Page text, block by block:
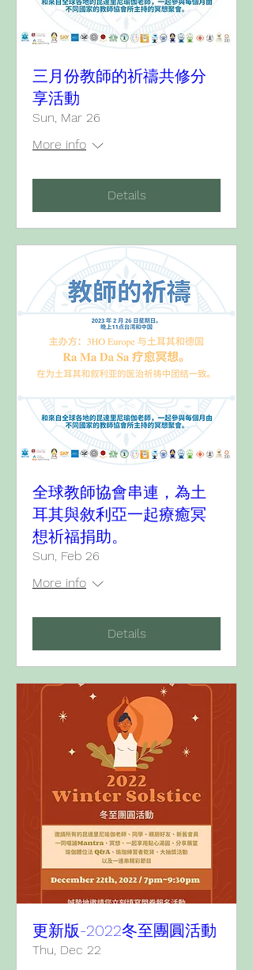
三月份教師的祈禱共修分
享活動
Sun, Mar 26
More info
Details
全球教師協會串連，為土
耳其與敘利亞一起療癒冥
想祈福捐助。
Sun, Feb 26
More info
Details
更新版-2022冬至團圓活動
Thu, Dec 22